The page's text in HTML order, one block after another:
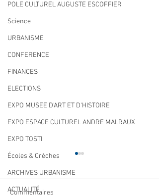
POLE CULTUREL AUGUSTE ESCOFFIER
Science
URBANISME
CONFERENCE
FINANCES
ELECTIONS
EXPO MUSEE D'ART ET D'HISTOIRE
EXPO ESPACE CULTUREL ANDRE MALRAUX
EXPO TOSTI
Écoles & Crèches
ARCHIVES URBANISME
ACTUALITÉ
Commentaires